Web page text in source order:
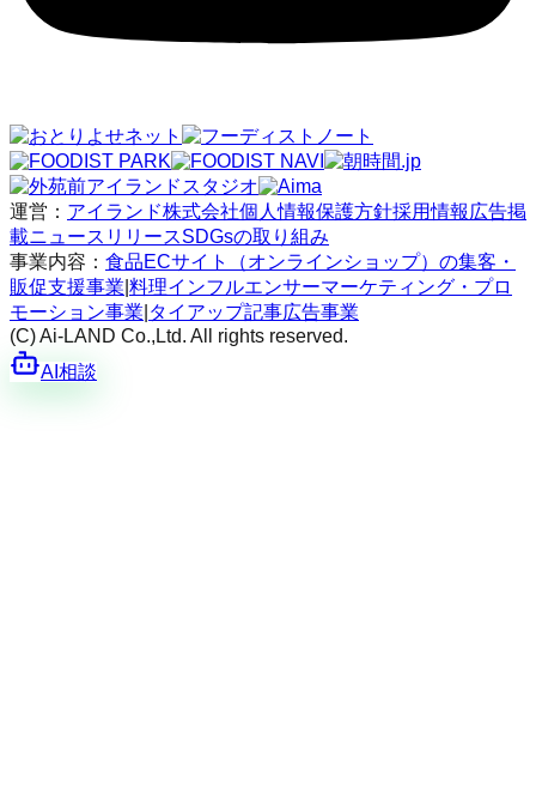
運営： アイランド株式会社個人情報保護方針採用情報 広告掲
載ニュースリリースSDGsの取り組み
事業内容： 食品ECサイト（オンラインショップ）の集客・
販促支援事業 料理インフルエンサーマーケティング・プロ
モーション事業 タイアップ記事広告事業
(C) Ai-LAND Co.,Ltd. All rights reserved.
AI相談